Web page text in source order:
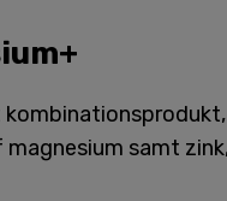
samt